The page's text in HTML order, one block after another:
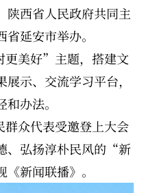
陕西省人民政府共同主
延安市举办。
美好”主题，搭建文
示、交流学习平台，
办法。
众代表受邀登上大会
、弘扬淳朴民风的“新
新闻联播》。